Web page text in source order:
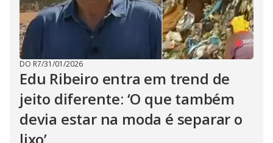
DO R7/31/01/2026
Edu Ribeiro entra em trend de
jeito diferente: ‘O que também
devia estar na moda é separar o